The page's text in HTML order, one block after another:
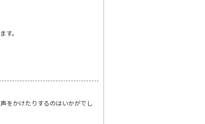
す。
をかけたりするのはいかがでし